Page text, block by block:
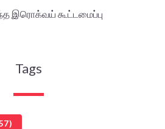
இரொக்வய் கூட்டமைப்பு
Tags